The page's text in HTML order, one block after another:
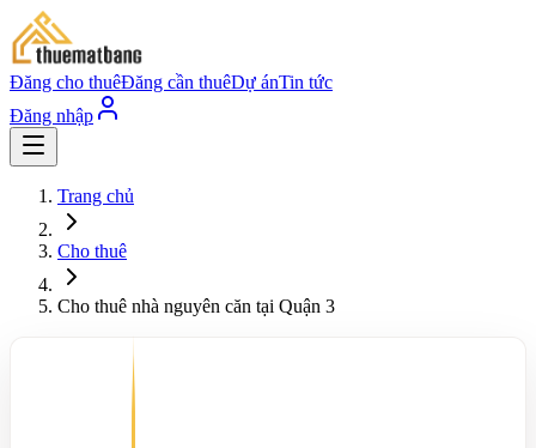
Đăng cho thuêĐăng cần thuêDự ánTin tức
Đăng nhập
Trang chủ
Cho thuê
Cho thuê nhà nguyên căn tại Quận 3